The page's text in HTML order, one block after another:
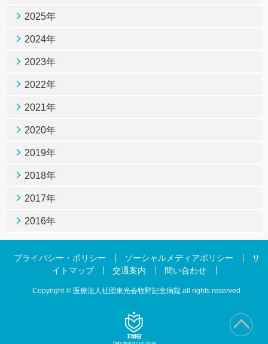
2025年
2024年
2023年
2022年
2021年
2020年
2019年
2018年
2017年
2016年
プライバシー・ポリシー ソーシャルメディアポリシー
サ
イトマップ
交通案内 問い合わせ
Copyright © 医療法人社団東光会牧野記念病院 all rights reserved.